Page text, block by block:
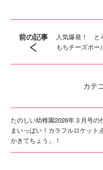
前の記事
人気爆発！ と
もちチーズボ
カテ
たのしい幼稚園2026年３月号の
まいっぱい！カラフルロケッ
かきてちょう」！